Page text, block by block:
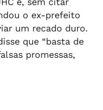
o ex-prefeito
um recado duro.
que “basta de
promessas,